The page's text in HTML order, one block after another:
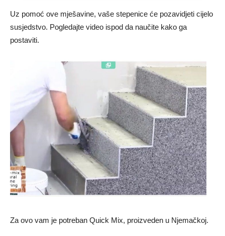
Uz pomoć ove mješavine, vaše stepenice će pozavidjeti cijelo
susjedstvo. Pogledajte video ispod da naučite kako ga
postaviti.
Za ovo vam je potreban Quick Mix, proizveden u Njemačkoj.